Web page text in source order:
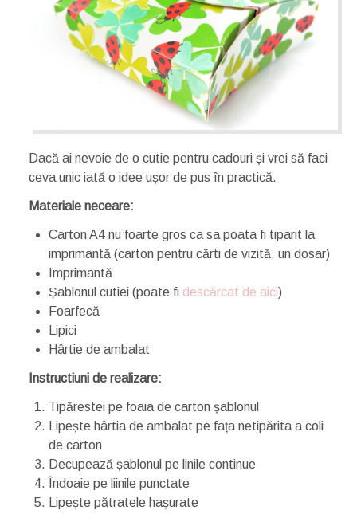
Dacă ai nevoie de o cutie pentru cadouri și vrei să faci
ceva unic iată o idee ușor de pus în practică.
Materiale neceare:
Carton A4 nu foarte gros ca sa poata fi tiparit la
imprimantă (carton pentru cărti de vizită, un dosar)
Imprimantă
Șablonul cutiei (poate fi descărcat de aici)
Foarfecă
Lipici
Hârtie de ambalat
Instructiuni de realizare:
Tipărestei pe foaia de carton șablonul
Lipește hârtia de ambalat pe fața netipărita a coli
de carton
Decupează șablonul pe linile continue
Îndoaie pe liinile punctate
Lipește pătratele hașurate